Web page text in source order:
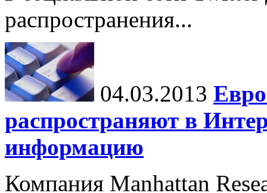
распространения...
04.03.2013
распространяют в
информацию
Компания Manhattan